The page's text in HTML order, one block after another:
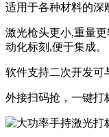
适用于各种材料的深
激光枪头更小,重量
动化标刻,便于集成。
软件支持二次开发可
外接扫码抢，一键打